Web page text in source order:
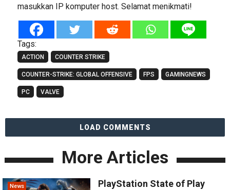
masukkan IP komputer host. Selamat menikmati!
Tags:
ACTION COUNTER STRIKE
COUNTER-STRIKE: GLOBAL OFFENSIVE FPS GAMINGNEWS
PC VALVE
LOAD COMMENTS
More Articles
News
PlayStation State of Play